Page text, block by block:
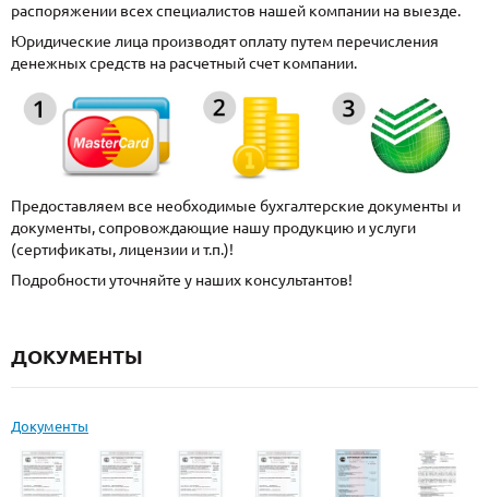
распоряжении всех специалистов нашей компании на выезде.
Юридические лица производят оплату путем перечисления
денежных средств на расчетный счет компании.
Предоставляем все необходимые бухгалтерские документы и
документы, сопровождающие нашу продукцию и услуги
(сертификаты, лицензии и т.п.)!
Подробности уточняйте у наших консультантов!
ДОКУМЕНТЫ
Документы